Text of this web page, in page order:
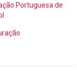
Portuguesa de